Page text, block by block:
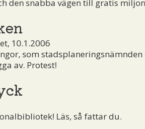
den snabba vägen till gratis
10.1.2006
som
av. Protest!
Läs, så fattar du.